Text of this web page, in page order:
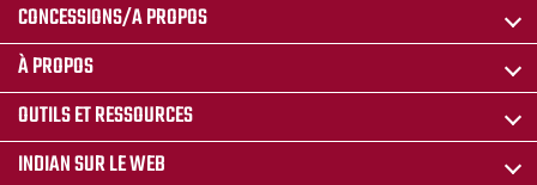
CONCESSIONS/A PROPOS
À PROPOS
OUTILS ET RESSOURCES
INDIAN SUR LE WEB